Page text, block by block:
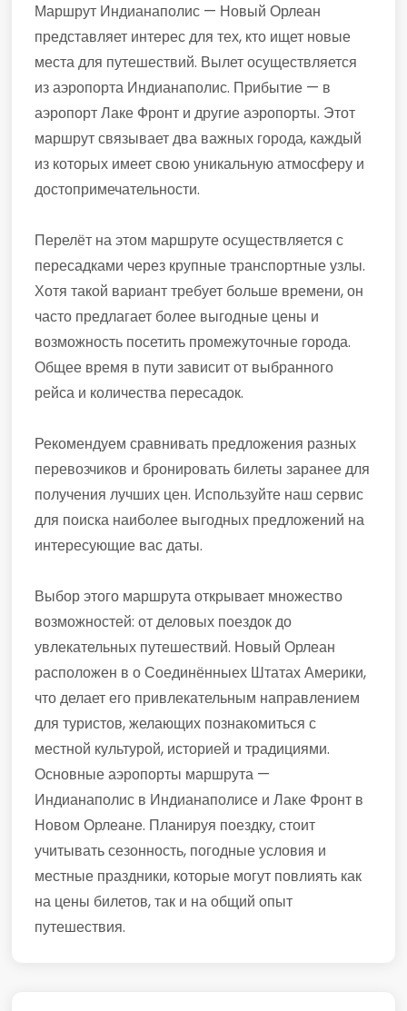
Маршрут Индианаполис — Новый Орлеан
представляет интерес для тех, кто ищет новые
места для путешествий. Вылет осуществляется
из аэропорта Индианаполис. Прибытие — в
аэропорт Лаке Фронт и другие аэропорты. Этот
маршрут связывает два важных города, каждый
из которых имеет свою уникальную атмосферу и
достопримечательности.
Перелёт на этом маршруте осуществляется с
пересадками через крупные транспортные узлы.
Хотя такой вариант требует больше времени, он
часто предлагает более выгодные цены и
возможность посетить промежуточные города.
Общее время в пути зависит от выбранного
рейса и количества пересадок.
Рекомендуем сравнивать предложения разных
перевозчиков и бронировать билеты заранее для
получения лучших цен. Используйте наш сервис
для поиска наиболее выгодных предложений на
интересующие вас даты.
Выбор этого маршрута открывает множество
возможностей: от деловых поездок до
увлекательных путешествий. Новый Орлеан
расположен в о Соединённыех Штатах Америки,
что делает его привлекательным направлением
для туристов, желающих познакомиться с
местной культурой, историей и традициями.
Основные аэропорты маршрута —
Индианаполис в Индианаполисе и Лаке Фронт в
Новом Орлеане. Планируя поездку, стоит
учитывать сезонность, погодные условия и
местные праздники, которые могут повлиять как
на цены билетов, так и на общий опыт
путешествия.